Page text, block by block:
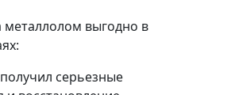
выгодно в
серьезные